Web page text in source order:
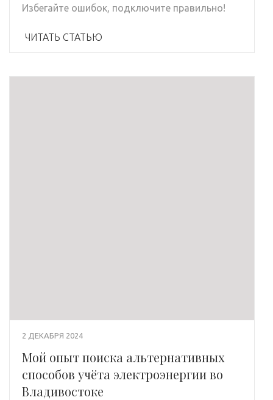
Избегайте ошибок, подключите правильно!
ЧИТАТЬ СТАТЬЮ
2 ДЕКАБРЯ 2024
Мой опыт поиска альтернативных
способов учёта электроэнергии во
Владивостоке